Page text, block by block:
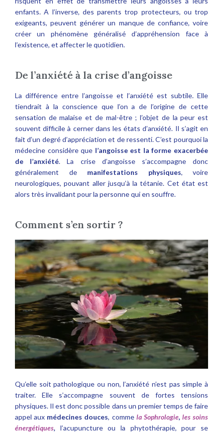
enfants. A l’inverse, des parents trop protecteurs, ou trop
exigeants, peuvent générer un manque de confiance, voire
créer un phénomène généralisé d’appréhension face à
l’existence, et affecter le quotidien.
De l’anxiété à la crise d’angoisse
La différence entre l’angoisse et l’anxiété est subtile. Elle
tiendrait à la conscience que l’on a de l’origine de cette
sensation de malaise et de mal-être ; l’objet de la peur est
souvent difficile à cerner dans les états d’anxiété. Il s’agit en
fait d’un degré d’appréciation et de ressenti. C’est pourquoi la
médecine considère que l’angoisse est la forme exacerbée
de l’anxiété. La crise d’angoisse s’accompagne donc
généralement de manifestations physiques, voire
neurologiques, pouvant aller jusqu’à la tétanie. Cet état est
alors très invalidant pour la personne qui en souffre.
Comment s’en sortir ?
Qu’elle soit pathologique ou non, l’anxiété n’est pas simple à
traiter. Elle s’accompagne souvent de fortes tensions
physiques. Il est donc possible dans un premier temps de faire
appel aux médecines douces, comme la Sophrologie, les soins
énergétiques, l’acupuncture ou la phytothérapie, pour se